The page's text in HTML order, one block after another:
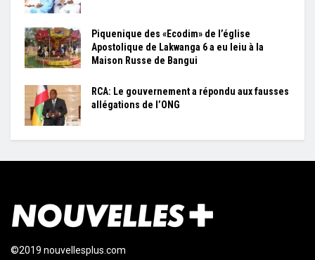
Piquenique des «Ecodim» de l’église
Apostolique de Lakwanga 6 a eu leiu à la
Maison Russe de Bangui
RCA: Le gouvernement a répondu aux fausses
allégations de l’ONG
©2019 nouvellesplus.com